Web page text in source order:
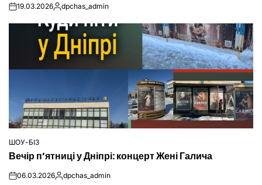
on19.03.2026Опубліковано
dpchas_admin
ОПУБЛІКУВАТИ
У
ШОУ-БІЗ
Вечір п’ятниці у Дніпрі: концерт Жені Галича
on06.03.2026Опубліковано
dpchas_admin